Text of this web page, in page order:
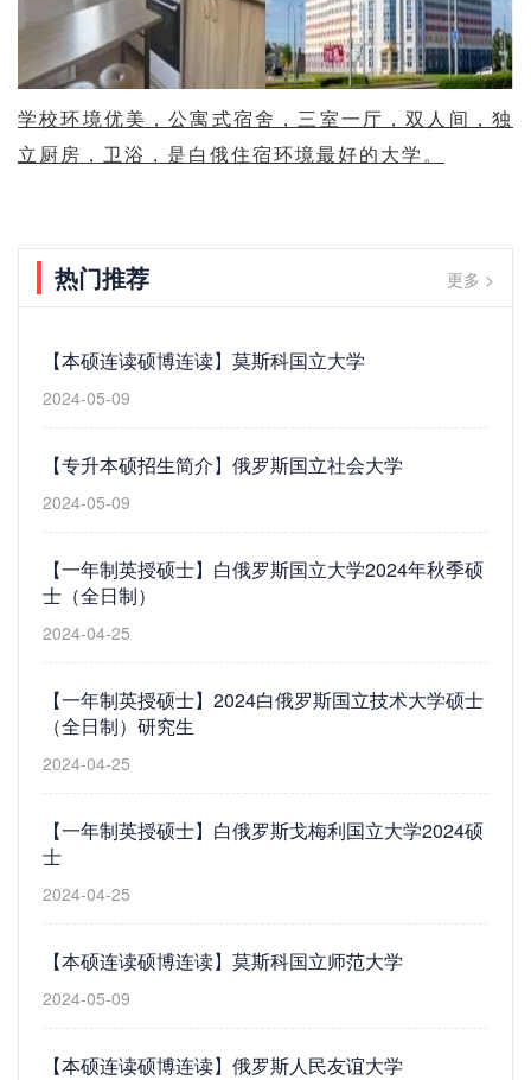
学校环境优美，公寓式宿舍，三室一厅，双人间，独
立厨房，卫浴，是白俄住宿环境最好的大学。
热门推荐 更多 >
【本硕连读硕博连读】莫斯科国立大学
2024-05-09
【专升本硕招生简介】俄罗斯国立社会大学
2024-05-09
【一年制英授硕士】白俄罗斯国立大学2024年秋季硕
士（全日制）
2024-04-25
【一年制英授硕士】2024白俄罗斯国立技术大学硕士
（全日制）研究生
2024-04-25
【一年制英授硕士】白俄罗斯戈梅利国立大学2024硕
士
2024-04-25
【本硕连读硕博连读】莫斯科国立师范大学
2024-05-09
【本硕连读硕博连读】俄罗斯人民友谊大学